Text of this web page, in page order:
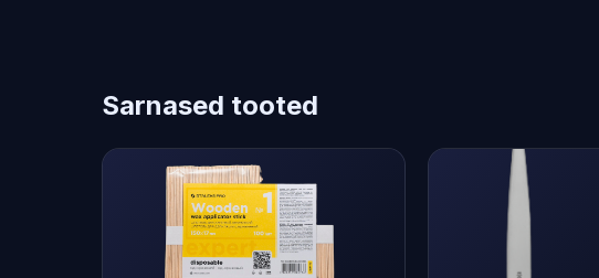
Sarnased tooted